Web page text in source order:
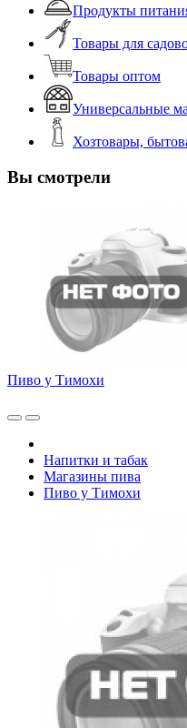
Продукты
Товары для
Товары оптом
Универсальные
Хозтовары,
Вы смотрели
Пиво у Тимохи
Напитки и табак
Магазины пива
Пиво у Тимохи